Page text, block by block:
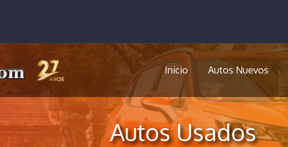
Inicio Autos Nuevos
Autos Usados